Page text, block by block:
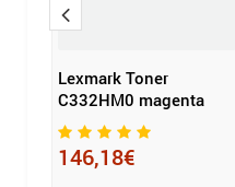
Lexmark Toner
C332HM0 magenta
146,18€